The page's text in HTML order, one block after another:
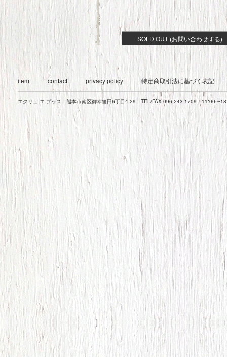
SOLD OUT (お問い合わせする)
item contact privacy policy 特定商取引法に基づく表記
エクリュ エ プゥス 熊本市南区御幸笛田6丁目4-29 TEL/FAX 096-243-1709 11:00〜